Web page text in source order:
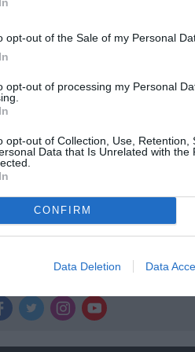
opt-out of the Sale of my Personal
opt-out of processing my Personal
opt-out of Collection, Use, Retention,
Data that Is Unrelated with the
CONFIRM
Data Deletion Data
στο
και τον Πολιτισμό!